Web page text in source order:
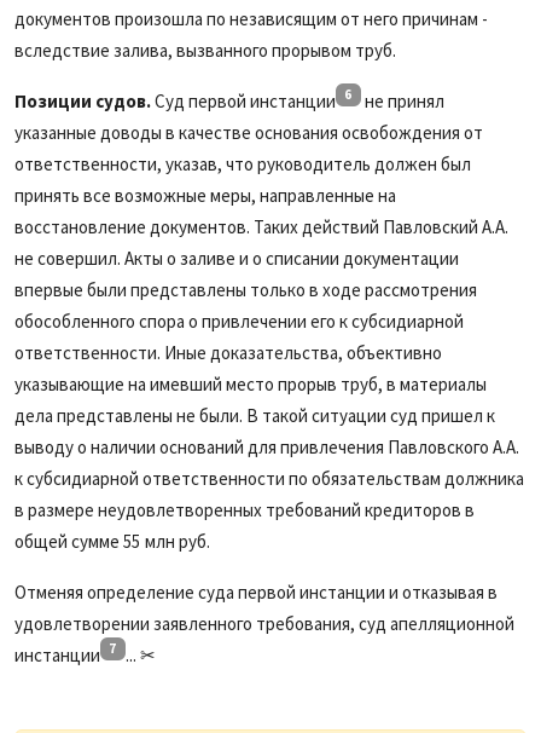
документов произошла по независящим от него причинам -
вследствие залива, вызванного прорывом труб.
Позиции судов.Суд первой инстанции 6 не принял
указанные доводы в качестве основания освобождения от
ответственности, указав, что руководитель должен был
принять все возможные меры, направленные на
восстановление документов. Таких действий Павловский А.А.
не совершил. Акты о заливе и о списании документации
впервые были представлены только в ходе рассмотрения
обособленного спора о привлечении его к субсидиарной
ответственности. Иные доказательства, объективно
указывающие на имевший место прорыв труб, в материалы
дела представлены не были. В такой ситуации суд пришел к
выводу о наличии оснований для привлечения Павловского А.А.
к субсидиарной ответственности по обязательствам должника
в размере неудовлетворенных требований кредиторов в
общей сумме 55 млн руб.
Отменяя определение суда первой инстанции и отказывая в
удовлетворении заявленного требования, суд апелляционной
инстанции
7 ... ✂